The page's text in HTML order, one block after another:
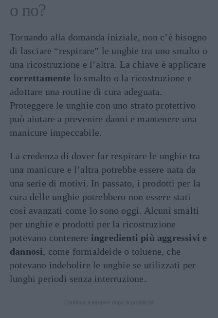
o no?
Tornando alla domanda iniziale, non c’è bisogno
di lasciare “respirare” le unghie tra uno smalto o
una ricostruzione e l’altra. La chiave è applicare
correttamente lo smalto o la ricostruzione e
adottare una routine di cura adeguata.
Proteggere le unghie con uno strato protettivo
può aiutare a prevenire danni e mantenere una
manicure impeccabile.
La credenza di dover far respirare le unghie tra
una manicure e l’altra potrebbe essere nata da
una serie di motivi. In passato, i prodotti per la
cura delle unghie potrebbero non essere stati
così avanzati come lo sono oggi. Alcuni smalti
per unghie e prodotti per la ricostruzione
potevano contenere ingredienti più aggressivi e
dannosi, come formaldeide o toluene, che
potevano indebolire le unghie se utilizzati per
lunghi periodi senza interruzione.